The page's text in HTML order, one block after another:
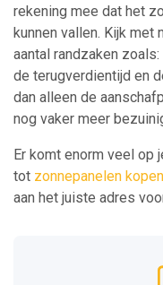
rekening mee dat het
kunnen vallen. Kijk met
aantal randzaken
de terugverdientijd en
dan alleen de
nog vaker meer
Er komt enorm veel op
tot zonnepanelen kopen
aan het juiste adres